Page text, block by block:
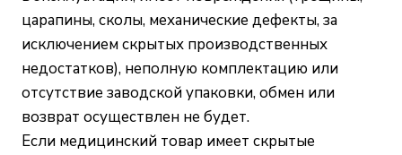
царапины, сколы, механические дефекты, за
исключением скрытых производственных
недостатков), неполную комплектацию или
отсутствие заводской упаковки, обмен или
возврат осуществлен не будет.
Если медицинский товар имеет скрытые